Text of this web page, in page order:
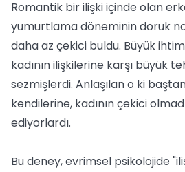
Romantik bir ilişki içinde olan
yumurtlama döneminin doruk
daha az çekici buldu. Büyük
kadının ilişkilerine karşı büyük
sezmişlerdi. Anlaşılan o ki
kendilerine, kadının çekici
ediyorlardı.
Bu deney, evrimsel psikolojide